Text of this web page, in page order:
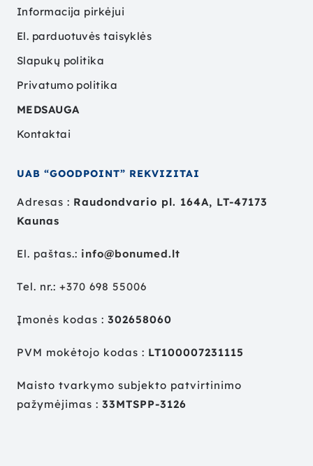
Informacija pirkėjui
El. parduotuvės taisyklės
Slapukų politika
Privatumo politika
MEDSAUGA
Kontaktai
UAB “GOODPOINT” REKVIZITAI
Adresas : Raudondvario pl. 164A, LT-47173
Kaunas
El. paštas.: info@bonumed.lt
Tel. nr.: +370 698 55006
Įmonės kodas : 302658060
PVM mokėtojo kodas : LT100007231115
Maisto tvarkymo subjekto patvirtinimo
pažymėjimas : 33MTSPP-3126